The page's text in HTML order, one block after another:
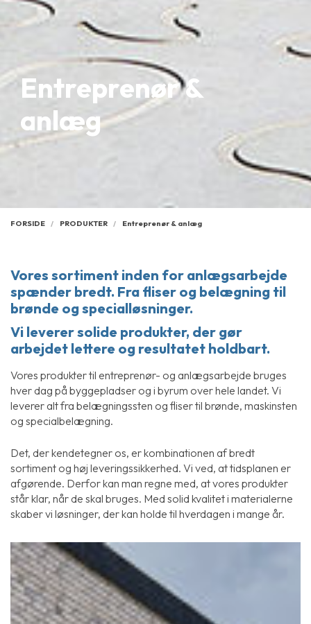
Entreprenør &
anlæg
FORSIDE PRODUKTER Entreprenør & anlæg
Vores sortiment inden for anlægsarbejde
spænder bredt. Fra fliser og belægning til
brønde og specialløsninger.
Vi leverer solide produkter, der gør
arbejdet lettere og resultatet holdbart.
Vores produkter til entreprenør- og anlægsarbejde bruges
hver dag på byggepladser og i byrum over hele landet. Vi
leverer alt fra belægningssten og fliser til brønde, maskinsten
og specialbelægning.
Det, der kendetegner os, er kombinationen af bredt
sortiment og høj leveringssikkerhed. Vi ved, at tidsplanen er
afgørende. Derfor kan man regne med, at vores produkter
står klar, når de skal bruges. Med solid kvalitet i materialerne
skaber vi løsninger, der kan holde til hverdagen i mange år.